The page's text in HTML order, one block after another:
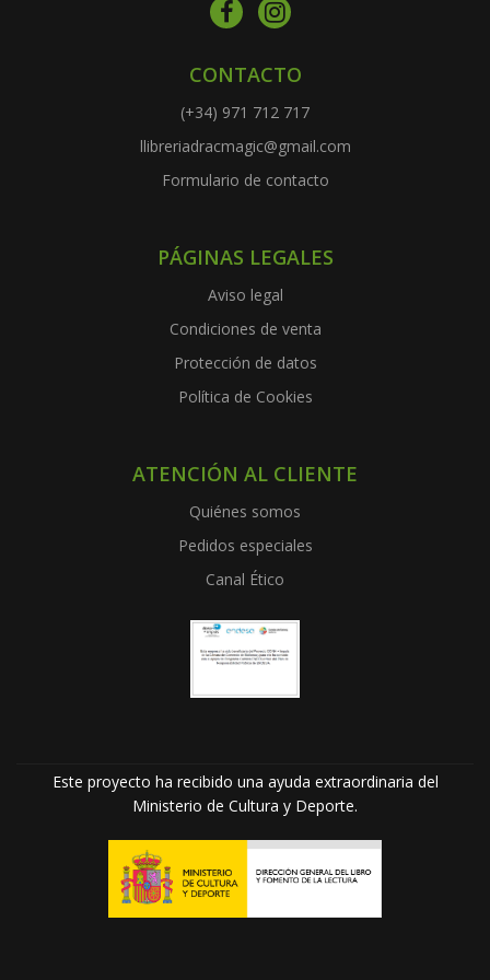
CONTACTO
(+34) 971 712 717
llibreriadracmagic@gmail.com
Formulario de contacto
PÁGINAS LEGALES
Aviso legal
Condiciones de venta
Protección de datos
Política de Cookies
ATENCIÓN AL CLIENTE
Quiénes somos
Pedidos especiales
Canal Ético
Este proyecto ha recibido una ayuda extraordinaria del
Ministerio de Cultura y Deporte.